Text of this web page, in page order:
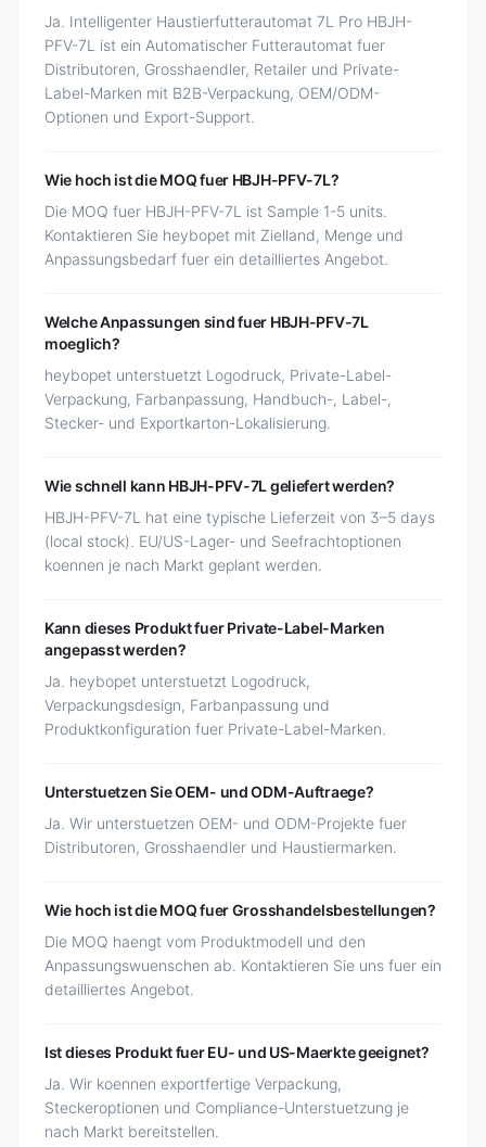
Ja. Intelligenter Haustierfutterautomat 7L Pro HBJH-
PFV-7L ist ein Automatischer Futterautomat fuer
Distributoren, Grosshaendler, Retailer und Private-
Label-Marken mit B2B-Verpackung, OEM/ODM-
Optionen und Export-Support.
Wie hoch ist die MOQ fuer HBJH-PFV-7L?
Die MOQ fuer HBJH-PFV-7L ist Sample 1-5 units.
Kontaktieren Sie heybopet mit Zielland, Menge und
Anpassungsbedarf fuer ein detailliertes Angebot.
Welche Anpassungen sind fuer HBJH-PFV-7L
moeglich?
heybopet unterstuetzt Logodruck, Private-Label-
Verpackung, Farbanpassung, Handbuch-, Label-,
Stecker- und Exportkarton-Lokalisierung.
Wie schnell kann HBJH-PFV-7L geliefert werden?
HBJH-PFV-7L hat eine typische Lieferzeit von 3–5 days
(local stock). EU/US-Lager- und Seefrachtoptionen
koennen je nach Markt geplant werden.
Kann dieses Produkt fuer Private-Label-Marken
angepasst werden?
Ja. heybopet unterstuetzt Logodruck,
Verpackungsdesign, Farbanpassung und
Produktkonfiguration fuer Private-Label-Marken.
Unterstuetzen Sie OEM- und ODM-Auftraege?
Ja. Wir unterstuetzen OEM- und ODM-Projekte fuer
Distributoren, Grosshaendler und Haustiermarken.
Wie hoch ist die MOQ fuer Grosshandelsbestellungen?
Die MOQ haengt vom Produktmodell und den
Anpassungswuenschen ab. Kontaktieren Sie uns fuer ein
detailliertes Angebot.
Ist dieses Produkt fuer EU- und US-Maerkte geeignet?
Ja. Wir koennen exportfertige Verpackung,
Steckeroptionen und Compliance-Unterstuetzung je
nach Markt bereitstellen.